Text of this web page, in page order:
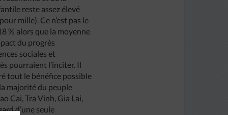
reste assez élevé
mille). Ce n’est pas le
% alors que la moyenne
du progrès
sociales et
pourraient l’inciter. Il
tout le bénéfice possible
majorité du peuple
Cai, Tra Vinh, Gia Lai,
d’une seule